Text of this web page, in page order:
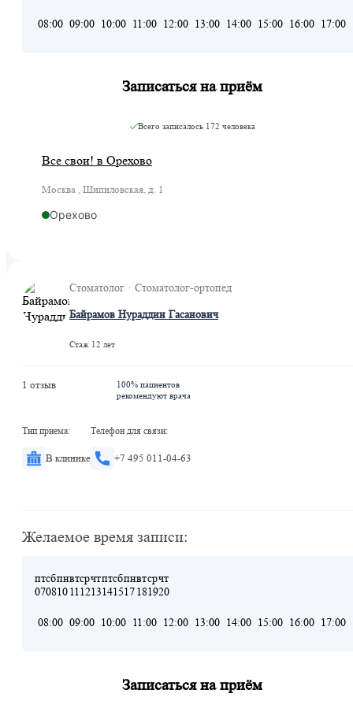
08:00 09:00 10:00 11:00 12:00 13:00 14:00 15:00 16:00 17:00
Записаться на приём
Всего записалось172 человека
Все свои! в Орехово
Москва , Шипиловская, д. 1
Орехово
Стоматолог · Стоматолог-ортопед
Байрамов Нураддин Гасанович
Стаж 12 лет
1 отзыв
100% пациентов
рекомендуют врача
Тип приема:
В клинике
Телефон для связи:
+7 495 011-04-63
Желаемое время записи:
пт
07
сб
08
пн
10
вт
11
ср
12
чт
13
пт
14
сб
15
пн
17
вт
18
ср
19
чт
20
08:00 09:00 10:00 11:00 12:00 13:00 14:00 15:00 16:00 17:00
Записаться на приём